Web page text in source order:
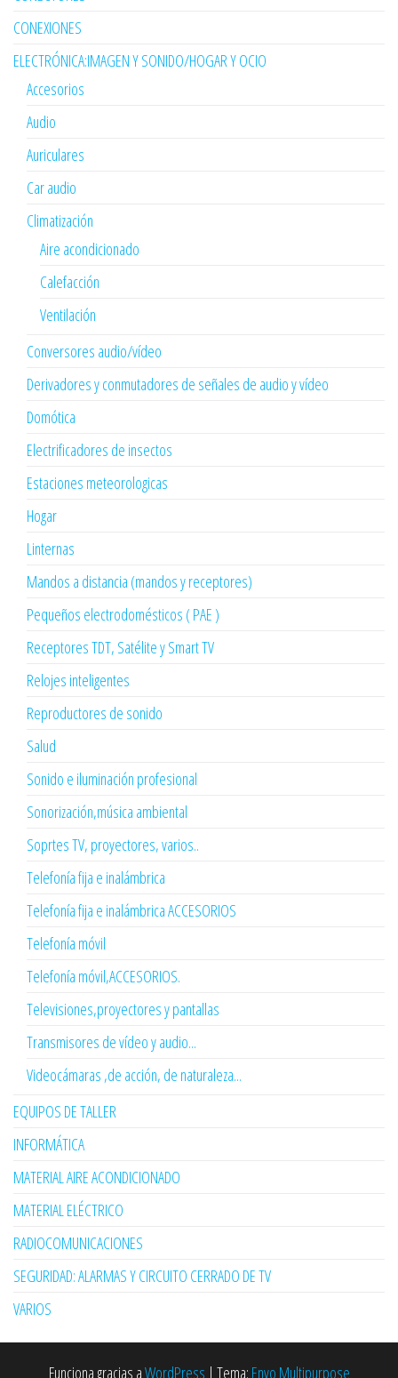
CONEXIONES
ELECTRÓNICA:IMAGEN Y SONIDO/HOGAR Y OCIO
Accesorios
Audio
Auriculares
Car audio
Climatización
Aire acondicionado
Calefacción
Ventilación
Conversores audio/vídeo
Derivadores y conmutadores de señales de audio y vídeo
Domótica
Electrificadores de insectos
Estaciones meteorologicas
Hogar
Linternas
Mandos a distancia (mandos y receptores)
Pequeños electrodomésticos ( PAE )
Receptores TDT, Satélite y Smart TV
Relojes inteligentes
Reproductores de sonido
Salud
Sonido e iluminación profesional
Sonorización,música ambiental
Soprtes TV, proyectores, varios..
Telefonía fija e inalámbrica
Telefonía fija e inalámbrica ACCESORIOS
Telefonía móvil
Telefonía móvil,ACCESORIOS.
Televisiones,proyectores y pantallas
Transmisores de vídeo y audio...
Videocámaras ,de acción, de naturaleza...
EQUIPOS DE TALLER
INFORMÁTICA
MATERIAL AIRE ACONDICIONADO
MATERIAL ELÉCTRICO
RADIOCOMUNICACIONES
SEGURIDAD: ALARMAS Y CIRCUITO CERRADO DE TV
VARIOS
Funciona gracias aWordPress | Tema: Envo Multipurpose